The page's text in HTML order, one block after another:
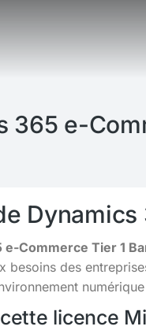
365 e-
e-Commerce Tier 1
besoins des
licence